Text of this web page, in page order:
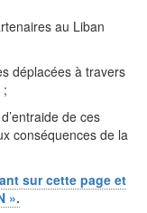
au Liban
déplacées à travers
;
de ces
conséquences de la
sur cette page et
».